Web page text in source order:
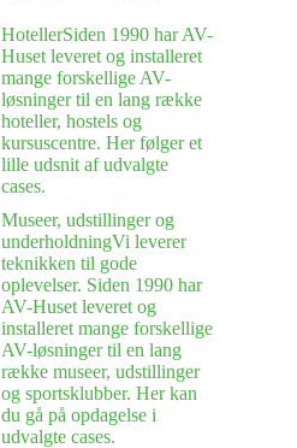
HotellerSiden 1990 har AV-
Huset leveret og installeret
mange forskellige AV-
løsninger til en lang række
hoteller, hostels og
kursuscentre. Her følger et
lille udsnit af udvalgte
cases.
Museer, udstillinger og
underholdningVi leverer
teknikken til gode
oplevelser. Siden 1990 har
AV-Huset leveret og
installeret mange forskellige
AV-løsninger til en lang
række museer, udstillinger
og sportsklubber. Her kan
du gå på opdagelse i
udvalgte cases.